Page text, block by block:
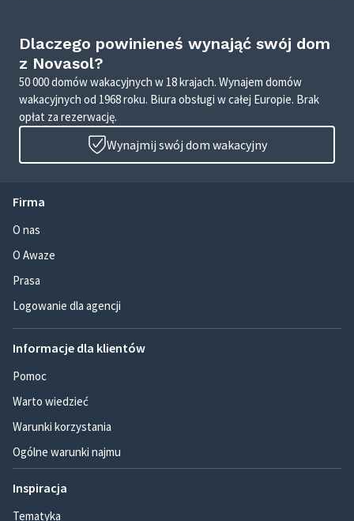
Dlaczego powinieneś wynająć swój dom
z Novasol?
50 000 domów wakacyjnych w 18 krajach. Wynajem domów
wakacyjnych od 1968 roku. Biura obsługi w całej Europie. Brak
opłat za rezerwację.
Wynajmij swój dom wakacyjny
Firma
O nas
O Awaze
Prasa
Logowanie dla agencji
Informacje dla klientów
Pomoc
Warto wiedzieć
Warunki korzystania
Ogólne warunki najmu
Inspiracja
Tematyka